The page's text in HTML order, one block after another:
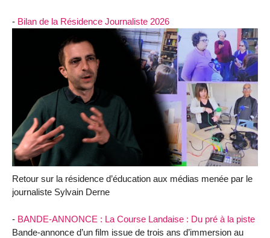
- Bilan de la Résidence Journaliste 2026
Retour sur la résidence d’éducation aux médias menée par le
journaliste Sylvain Derne
- BANDE-ANNONCE : La Course Landaise : Du pré à la piste
Bande-annonce d’un film issue de trois ans d’immersion au